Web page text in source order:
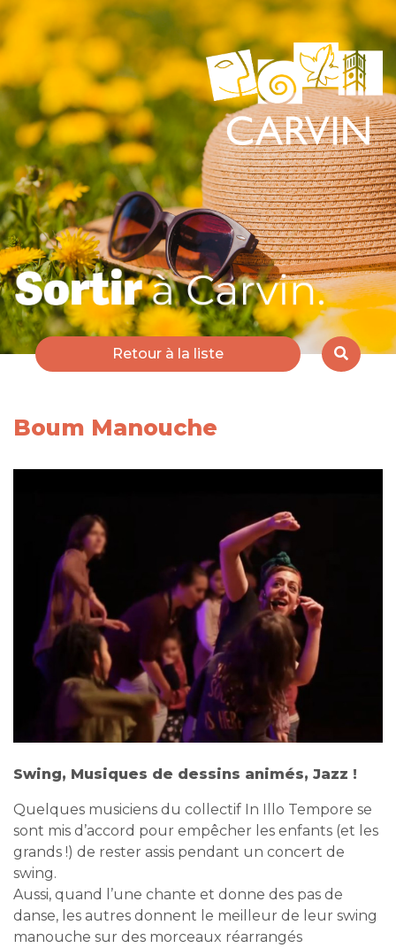
Retour à la liste
Boum Manouche
Swing, Musiques de dessins animés, Jazz !
Quelques musiciens du collectif In Illo Tempore se
sont mis d’accord pour empêcher les enfants (et les
grands !) de rester assis pendant un concert de
swing.
Aussi, quand l’une chante et donne des pas de
danse, les autres donnent le meilleur de leur swing
manouche sur des morceaux réarrangés